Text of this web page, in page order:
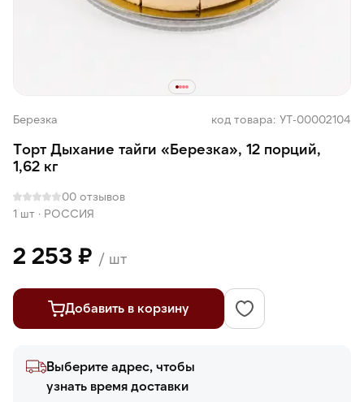
Березка код товара: УТ-00002104
Торт Дыхание тайги «Березка», 12 порций,
1,62 кг
00 отзывов
1 шт · РОССИЯ
2 253 ₽ / шт
Добавить в корзину
Выберите адрес, чтобы
узнать время доставки